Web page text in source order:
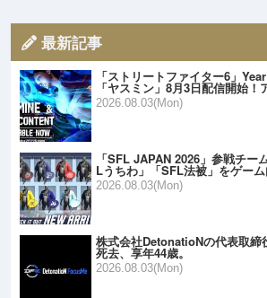
最新記事
「ストリートファイター6」
「ヤスミン」8月3日配信開始
2026.08.03(Mon)
「SFL JAPAN 2026」参戦チー
Lうちわ」「SFL法被」をゲー
2026.08.03(Mon)
株式会社DetonatioNの代表取締
死去、享年44歳。
2026.08.03(Mon)